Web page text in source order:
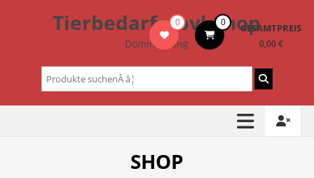
Tierbedarf – bvl-Shop
Dominik Lang
0 0 GESAMTPREIS
0,00 €
Suchen
nach:
SHOP